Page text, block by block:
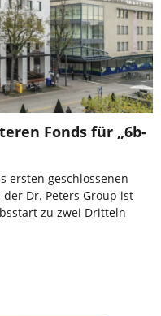
Fonds für „6b-
ersten geschlossenen
Dr. Peters Group ist
zu zwei Dritteln